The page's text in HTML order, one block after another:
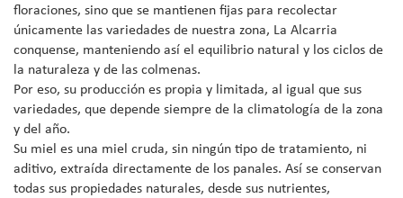
floraciones, sino que se mantienen fijas para recolectar
únicamente las variedades de nuestra zona, La Alcarria
conquense, manteniendo así el equilibrio natural y los ciclos de
la naturaleza y de las colmenas.
Por eso, su producción es propia y limitada, al igual que sus
variedades, que depende siempre de la climatología de la zona
y del año.
Su miel es una miel cruda, sin ningún tipo de tratamiento, ni
aditivo, extraída directamente de los panales. Así se conservan
todas sus propiedades naturales, desde sus nutrientes,